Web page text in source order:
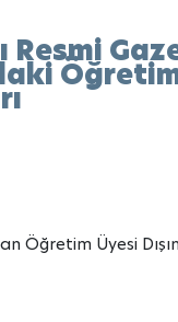
Resmi
Öğretim Üyesi